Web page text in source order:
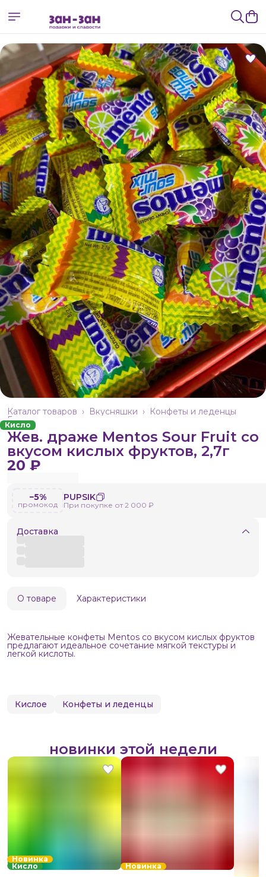
Конфеты и леденцы
Вкусняшки ›
Каталог товаров ›
Главная
Кисло
Жев. драже Mentos Sour Fruit со
вкусом кислых фруктов, 2,7г
20 ₽
−5%
промокод
PUPSIK
При покупке от 2 000 ₽
Доставка
О товаре Характеристики
Жевательные конфеты Mentos со вкусом кислых фруктов
предлагают идеальное сочетание мягкой текстуры и
легкой кислоты.
Кислое Конфеты и леденцы
новинки этой недели
Новинка
Кисло
Новинка